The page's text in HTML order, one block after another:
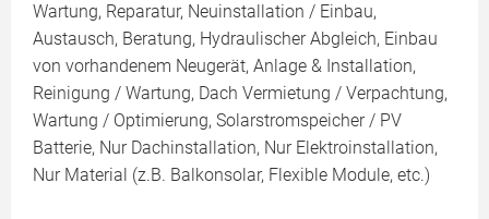
Wartung, Reparatur, Neuinstallation / Einbau,
Austausch, Beratung, Hydraulischer Abgleich, Einbau
von vorhandenem Neugerät, Anlage & Installation,
Reinigung / Wartung, Dach Vermietung / Verpachtung,
Wartung / Optimierung, Solarstromspeicher / PV
Batterie, Nur Dachinstallation, Nur Elektroinstallation,
Nur Material (z.B. Balkonsolar, Flexible Module, etc.)